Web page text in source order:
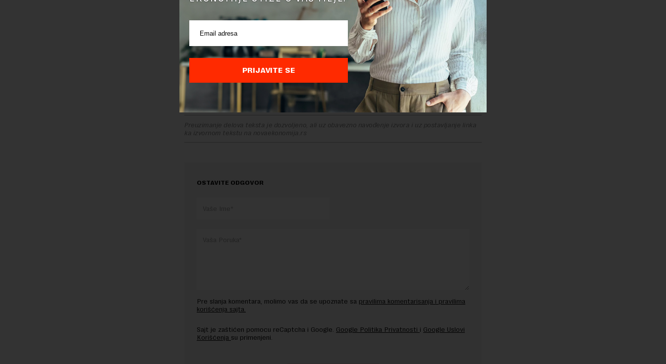
Hisense zapošljava oko 7.000 inženjera čiji je glavni zadatak razvijanje novih,
inovativnih i visoko kvalitetnih proizvoda.
Brend Gorenje ove godine obeležava i 70 godina poslovanja, a u vlasništvu
Hisense Grupe je od 2018. godine.
Gorenje u Srbiji posluje oveć 14 godina, a u fabrici koja se od tada nalazi u
Valjevu zapošljava oko 2.000 radnika.
Preuzimanje delova teksta je dozvoljeno, ali uz obavezno navođenje izvora i uz postavljanje linka
ka izvornom tekstu na novaekonomija.rs
OSTAVITE ODGOVOR
Pre slanja komentara, molimo vas da se upoznate sa pravilima komentarisanja i pravilima
korišćenja sajta.
Sajt je zaštićen pomocu reCaptcha i Google. Google Politika Privatnosti i Google Uslovi
Korišćenja su primenjeni.
PRIJAVITE SE